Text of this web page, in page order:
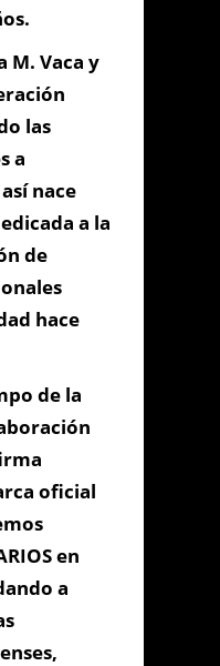
M. Vaca y
las
a
nace
a la
de
hace
de la
oficial
en
a
Cádiz,